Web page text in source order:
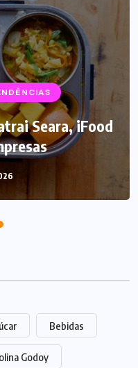
Seara, iFood
para o
Bebidas
Godoy